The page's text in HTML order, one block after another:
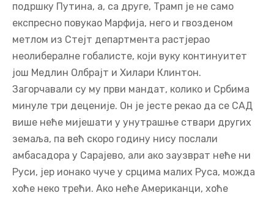
подршку Путина, а, са друге, Трамп је не само
експресно повукао Марфија, него и гвозденом
метлом из Стејт департмента растјерао
неолибералне гобалисте, који вуку континуитет
још Медлин Олбрајт и Хилари Клинтон.
Загорчавали су му први мандат, колико и Србима
минуле три деценије. Он је јесте рекао да се САД
више неће мијешати у унутрашње ствари других
земаља, па већ скоро годину нису послали
амбасадора у Сарајево, али ако заузврат неће ни
Руси, јер ионако чуче у срцима малих Руса, можда
хоће неко трећи. Ако неће Американци, хоће